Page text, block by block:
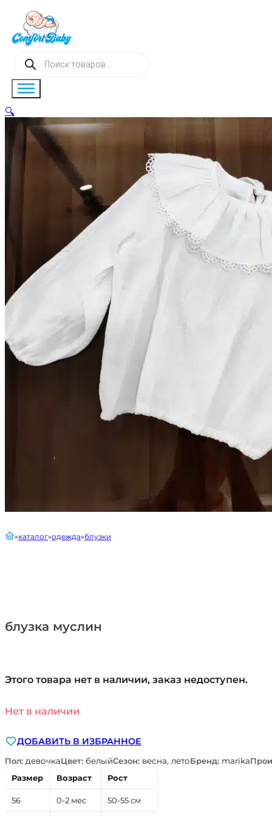
Поиск
товаров
блузка муслин
главнаякаталог одежда блузки
Этого товара нет в наличии, заказ недоступен.
Нет в наличии
ДОБАВИТЬ В ИЗБРАННОЕ
Пол: девочкаЦвет: белыйСезон: весна, летоБренд: marika
Размер
Возраст Рост
56 0-2 мес 50-55 см
🔍